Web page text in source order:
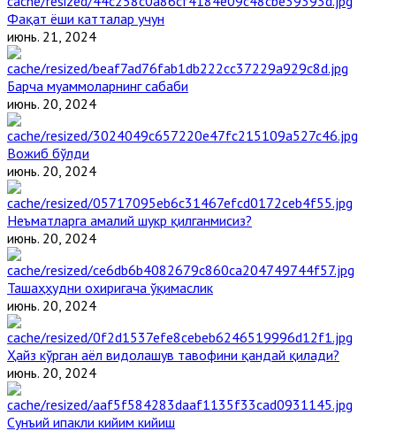
Фақат ёши катталар учун
июнь. 21, 2024
Барча муаммоларнинг сабаби
июнь. 20, 2024
Вожиб бўлди
июнь. 20, 2024
Неъматларга амалий шукр қилганмисиз?
июнь. 20, 2024
Ташаҳҳудни охиригача ўқимаслик
июнь. 20, 2024
Ҳайз кўрган аёл видолашув тавофини қандай қилади?
июнь. 20, 2024
Сунъий ипакли кийим кийиш